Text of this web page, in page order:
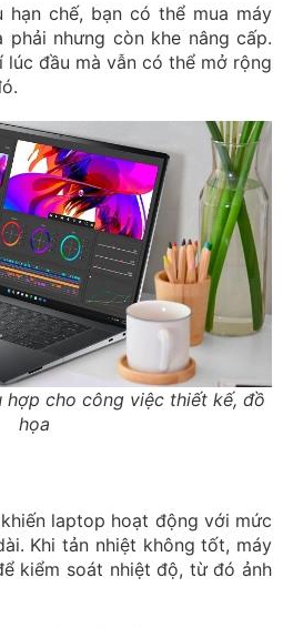
hạn chế, bạn có thể mua máy
nhưng còn khe nâng cấp.
đầu mà vẫn có thể mở rộng
hợp cho công việc thiết kế, đồ
họa
laptop hoạt động với mức
Khi tản nhiệt không tốt, máy
kiểm soát nhiệt độ, từ đó ảnh